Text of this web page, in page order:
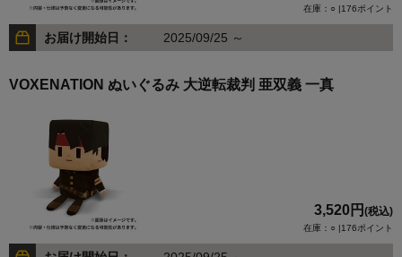
在庫：○ |176ポイント
お届け開始日： 2025/09/25 ～
VOXENATION ぬいぐるみ 大逆転裁判 亜双義 一真
3,520円 (税込)
在庫：○ |176ポイント